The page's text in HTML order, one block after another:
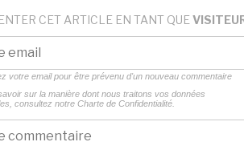
CET ARTICLE EN TANT QUE
votre email pour être prévenu d'un nouveau commentaire
sur la manière dont nous traitons vos données
consultez notre Charte de Confidentialité.